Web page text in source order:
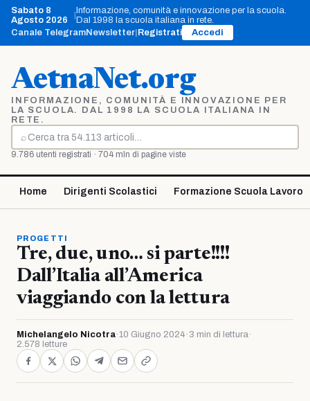
Vai
contenuto
Sabato 8
Agosto 2026
Informazione, comunità e innovazione per la scuola.
Dal 1998 la scuola italiana in rete.
Canale TelegramNewsletter Registrati Accedi
AetnaNet.org
INFORMAZIONE, COMUNITÀ E INNOVAZIONE PER
LA SCUOLA. DAL 1998 LA SCUOLA ITALIANA IN
RETE.
⌕
Cerca
9.786 utenti registrati · 704 mln di pagine viste
Home Dirigenti Scolastici Formazione Scuola Lavoro
PROGETTI
Tre, due, uno… si parte!!!!
Dall’Italia all’America
viaggiando con la lettura
Michelangelo Nicotra·10 Giugno 2024 · 3 min di lettura·
2.578 letture